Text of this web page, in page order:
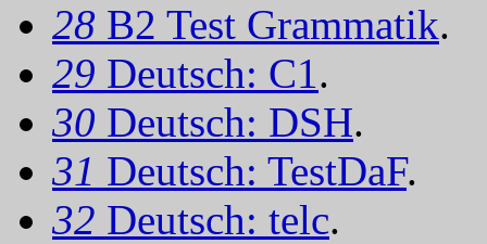
28 B2 Test Grammatik.
29 Deutsch: C1.
30 Deutsch: DSH.
31 Deutsch: TestDaF.
32 Deutsch: telc.